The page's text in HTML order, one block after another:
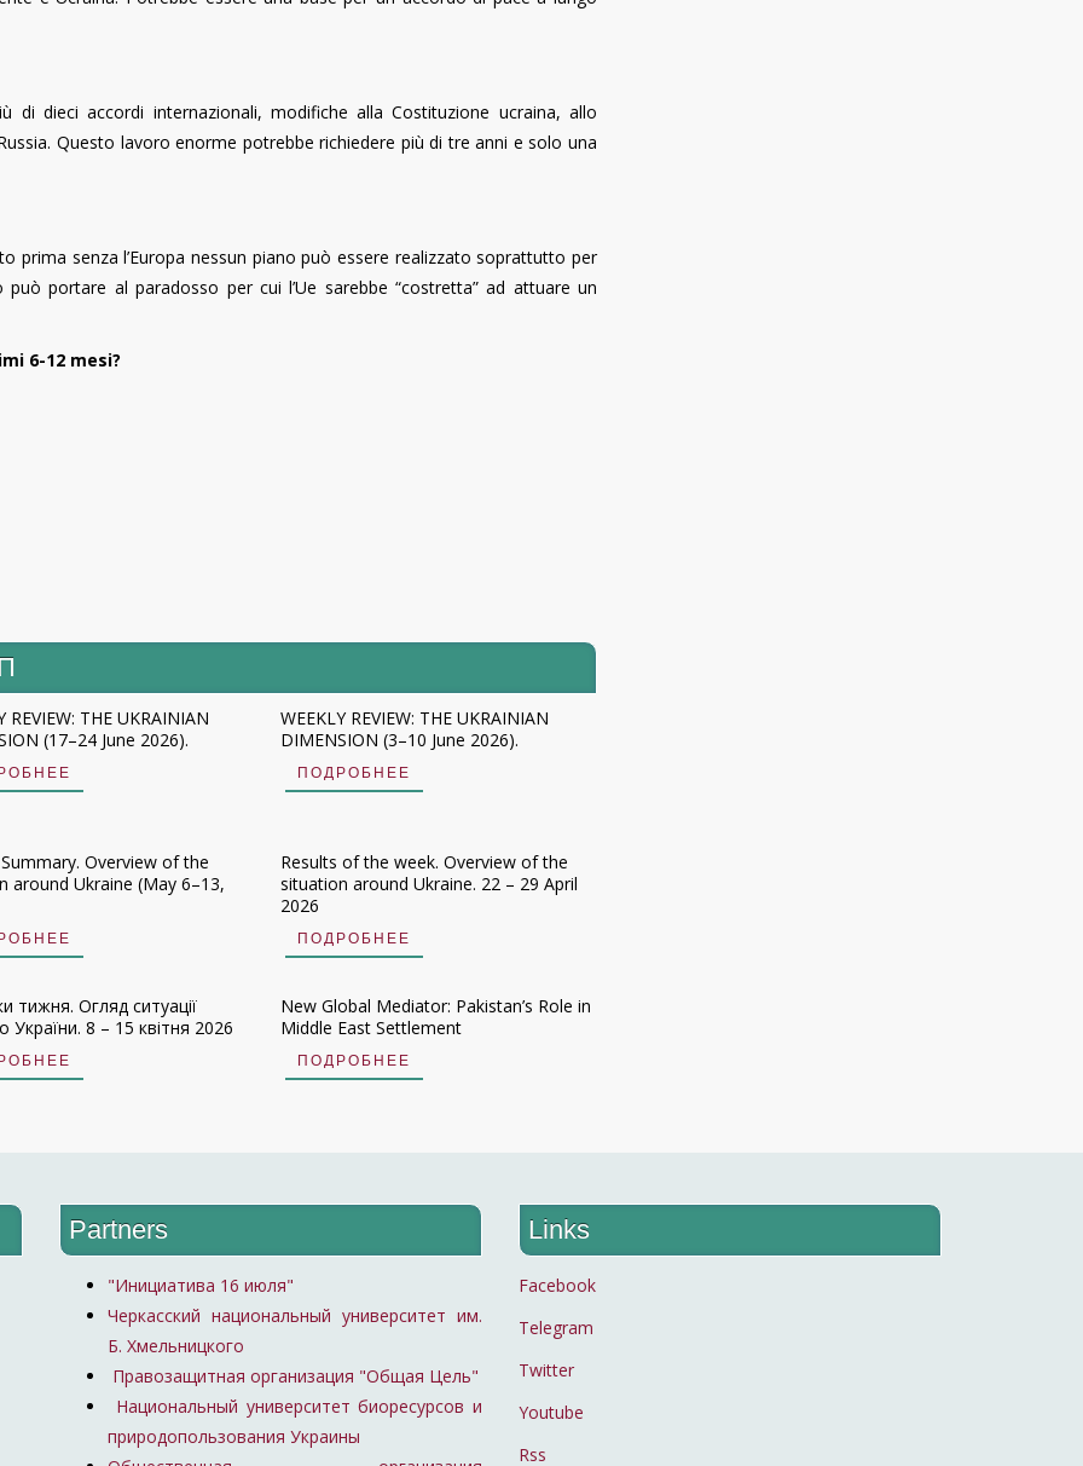
di dieci accordi internazionali, modifiche alla Costituzione ucraina, allo
Questo lavoro enorme potrebbe richiedere più di tre anni e solo una
prima senza l’Europa nessun piano può essere realizzato soprattutto per
portare al paradosso per cui l’Ue sarebbe “costretta” ad attuare un
6-12 mesi?
REVIEW: THE UKRAINIAN
(17–24 June 2026).
WEEKLY REVIEW: THE UKRAINIAN
DIMENSION (3–10 June 2026).
ПОДРОБНЕЕ
Overview of the
around Ukraine (May 6–13,
Results of the week. Overview of the
situation around Ukraine. 22 – 29 April
2026
ПОДРОБНЕЕ
тижня. Огляд ситуації
України. 8 – 15 квітня 2026
New Global Mediator: Pakistan’s Role in
Middle East Settlement
ПОДРОБНЕЕ
Partners
"Инициатива 16 июля"
Черкасский национальный университет им.
Б. Хмельницкого
Правозащитная организация "Общая Цель"
Национальный университет биоресурсов и
природопользования Украины
Links
Facebook
Telegram
Twitter
Youtube
Rss